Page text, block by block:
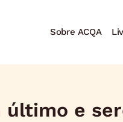
Sobre ACQA
último e